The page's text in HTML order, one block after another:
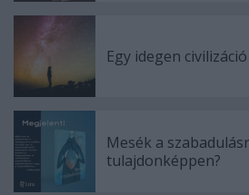
Egy idegen
Mesék a
tulajdonképpen?